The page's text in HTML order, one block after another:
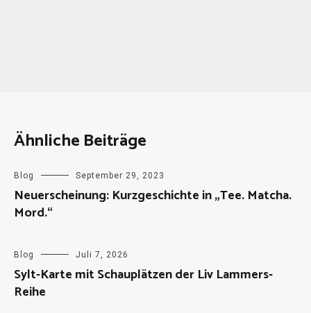
Ähnliche Beiträge
Blog September 29, 2023
Neuerscheinung: Kurzgeschichte in „Tee. Matcha.
Mord.“
Blog Juli 7, 2026
Sylt-Karte mit Schauplätzen der Liv Lammers-
Reihe